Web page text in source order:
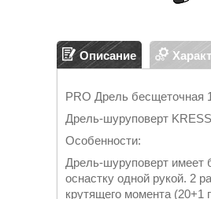
Описание
PRO Дрель бесщеточная
Дрель-шуруповерт
Особенности:
Дрель-шуруповерт имеет
оснастку одной рукой. 2
крутящего момента (20+1